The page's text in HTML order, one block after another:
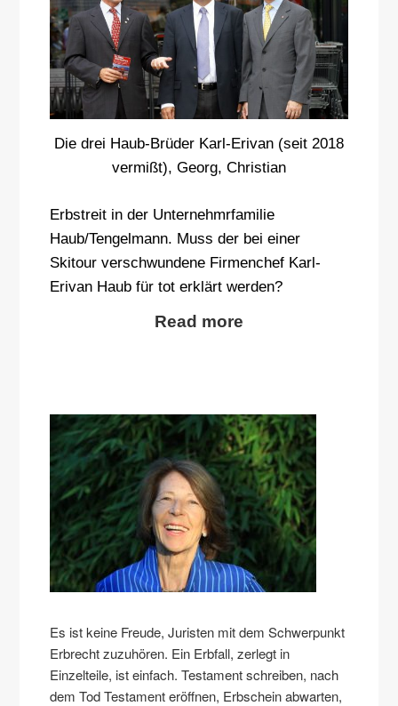
Die drei Haub-Brüder Karl-Erivan (seit 2018
vermißt), Georg, Christian
Erbstreit in der Unternehmrfamilie
Haub/Tengelmann. Muss der bei einer
Skitour verschwundene Firmenchef Karl-
Erivan Haub für tot erklärt werden?
Read more
Es ist keine Freude, Juristen mit dem Schwerpunkt
Erbrecht zuzuhören. Ein Erbfall, zerlegt in
Einzelteile, ist einfach. Testament schreiben, nach
dem Tod Testament eröffnen, Erbschein abwarten,